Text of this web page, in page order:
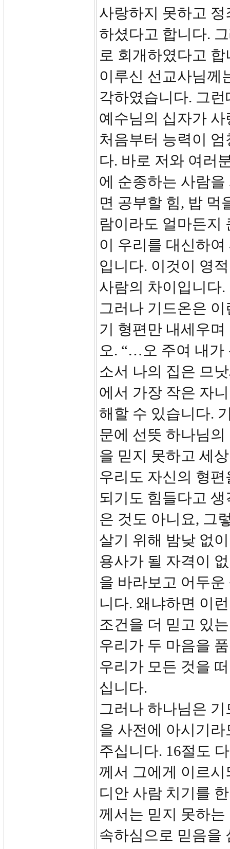
사랑하지 못하고
하셨다고 합니다.
로 회개하였다고
이루신 선교사님께
각하였습니다. 그
예수님의 십자가
처음부터 능력이
다. 바로 저와 여러
에 순종하는 사람
면 공부할 힘, 밥 먹
람이라도 얼마든지
이 우리를 대신하
입니다. 이것이 영
사람의 차이입니다.
그러나 기드온은
기 형편만 내세우
오. “…오 주여 내가
소서 나의 집은 므
에서 가장 작은 자
해할 수 있습니다.
문에 선뜻 하나님
을 믿지 못하고 세
우리도 자신의 형
되기도 힘들다고
은 것도 아니요, 그
살기 위해 밤낮 없
용사가 될 자격이
을 바라보고 어두
니다. 왜냐하면 이
조건을 더 믿고 있
우리가 두 마음을
우리가 모든 것을
십니다.
그러나 하나님은
을 사전에 아시기
주십니다. 16절도
께서 그에게 이르
디안 사람 치기를
께서는 믿지 못하
속하심으로 믿음을